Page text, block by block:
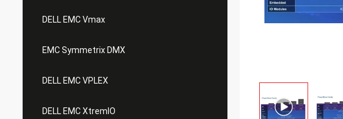
DELL EMC Vmax
EMC Symmetrix DMX
DELL EMC VPLEX
DELL EMC XtremIO